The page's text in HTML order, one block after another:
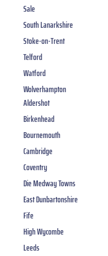
Sale
South Lanarkshire
Stoke-on-Trent
Telford
Watford
Wolverhampton
Aldershot
Birkenhead
Bournemouth
Cambridge
Coventry
Die Medway Towns
East Dunbartonshire
Fife
High Wycombe
Leeds